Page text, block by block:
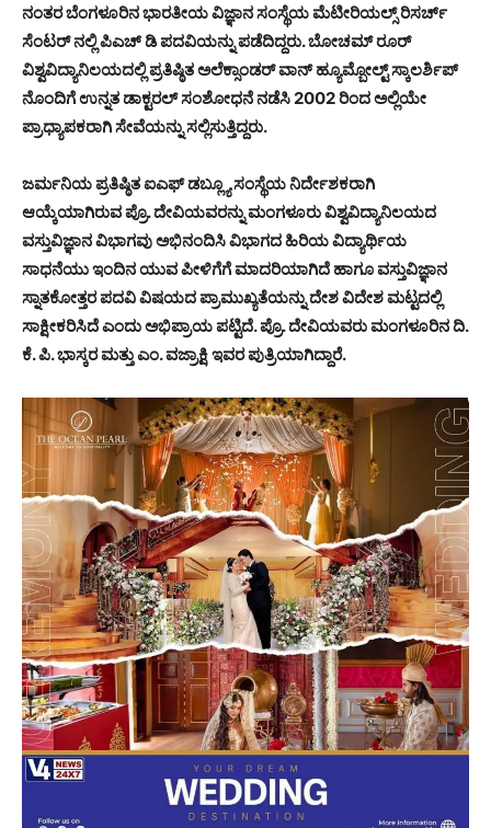
ನಂತರ ಬೆಂಗಳೂರಿನ ಭಾರತೀಯ ವಿಜ್ಞಾನ ಸಂಸ್ಥೆಯ ಮೆಟೀರಿಯಲ್ಸ್ ರಿಸರ್ಚ್
ಸೆಂಟರ್ ನಲ್ಲಿ ಪಿಎಚ್ ಡಿ ಪದವಿಯನ್ನು ಪಡೆದಿದ್ದರು. ಬೋಚಮ್ ರೂರ್
ವಿಶ್ವವಿದ್ಯಾನಿಲಯದಲ್ಲಿ ಪ್ರತಿಷ್ಠಿತ ಅಲೆಕ್ಸಾಂಡರ್ ವಾನ್ ಹ್ಯೂಮ್ಬೋಲ್ಟ್ ಸ್ಕಾಲರ್ಶಿಪ್
ನೊಂದಿಗೆ ಉನ್ನತ ಡಾಕ್ಟರಲ್ ಸಂಶೋಧನೆ ನಡೆಸಿ 2002 ರಿಂದ ಅಲ್ಲಿಯೇ
ಪ್ರಾಧ್ಯಾಪಕರಾಗಿ ಸೇವೆಯನ್ನು ಸಲ್ಲಿಸುತ್ತಿದ್ದರು.
ಜರ್ಮನಿಯ ಪ್ರತಿಷ್ಠಿತ ಐಎಫ್ ಡಬ್ಲ್ಯೂ ಸಂಸ್ಥೆಯ ನಿರ್ದೇಶಕರಾಗಿ
ಆಯ್ಕೆಯಾಗಿರುವ ಪ್ರೊ. ದೇವಿಯವರನ್ನು ಮಂಗಳೂರು ವಿಶ್ವವಿದ್ಯಾನಿಲಯದ
ವಸ್ತುವಿಜ್ಞಾನ ವಿಭಾಗವು ಅಭಿನಂದಿಸಿ ವಿಭಾಗದ ಹಿರಿಯ ವಿದ್ಯಾರ್ಥಿಯ
ಸಾಧನೆಯು ಇಂದಿನ ಯುವ ಪೀಳಿಗೆಗೆ ಮಾದರಿಯಾಗಿದೆ ಹಾಗೂ ವಸ್ತುವಿಜ್ಞಾನ
ಸ್ನಾತಕೋತ್ತರ ಪದವಿ ವಿಷಯದ ಪ್ರಾಮುಖ್ಯತೆಯನ್ನು ದೇಶ ವಿದೇಶ ಮಟ್ಟದಲ್ಲಿ
ಸಾಕ್ಷೀಕರಿಸಿದೆ ಎಂದು ಅಭಿಪ್ರಾಯ ಪಟ್ಟಿದೆ. ಪ್ರೊ. ದೇವಿಯವರು ಮಂಗಳೂರಿನ ದಿ.
ಕೆ. ಪಿ. ಭಾಸ್ಕರ ಮತ್ತು ಎಂ. ವಜ್ರಾಕ್ಷಿ ಇವರ ಪುತ್ರಿಯಾಗಿದ್ದಾರೆ.